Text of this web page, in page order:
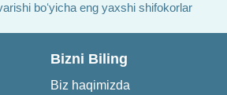
boʻyicha eng yaxshi shifokorlar
Bizni Biling
Biz haqimizda